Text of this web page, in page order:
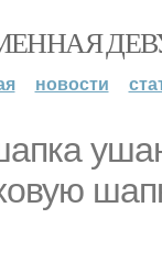
новости